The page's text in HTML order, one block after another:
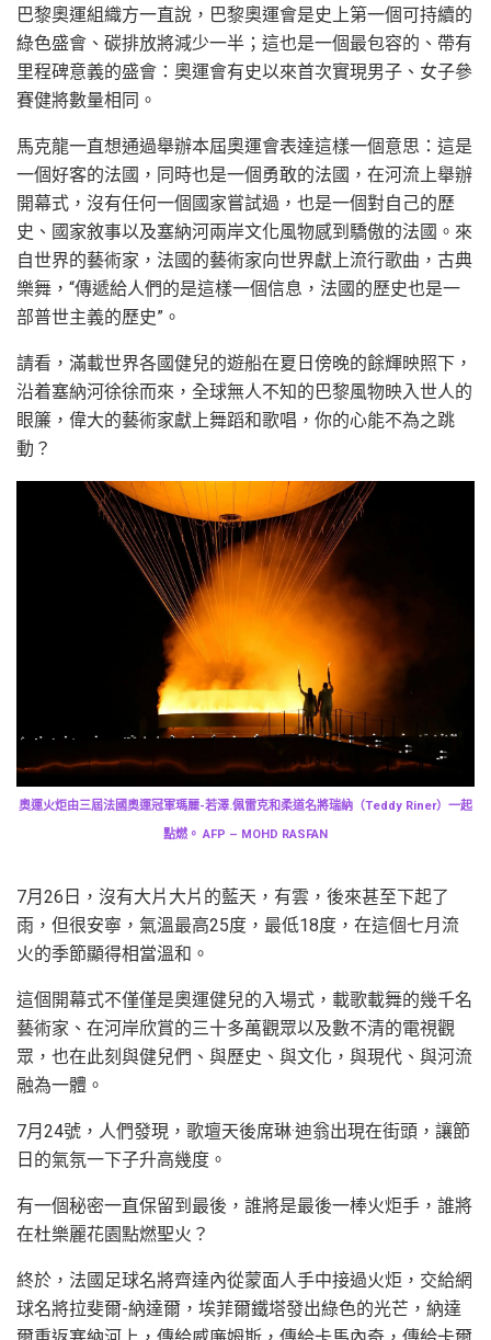
巴黎奧運組織方一直說，巴黎奧運會是史上第一個可持續的
綠色盛會、碳排放將減少一半；這也是一個最包容的、帶有
里程碑意義的盛會：奧運會有史以來首次實現男子、女子參
賽健將數量相同。
馬克龍一直想通過舉辦本屆奧運會表達這樣一個意思：這是
一個好客的法國，同時也是一個勇敢的法國，在河流上舉辦
開幕式，沒有任何一個國家嘗試過，也是一個對自己的歷
史、國家敘事以及塞納河兩岸文化風物感到驕傲的法國。來
自世界的藝術家，法國的藝術家向世界獻上流行歌曲，古典
樂舞，“傳遞給人們的是這樣一個信息，法國的歷史也是一
部普世主義的歷史”。
請看，滿載世界各國健兒的遊船在夏日傍晚的餘輝映照下，
沿着塞納河徐徐而來，全球無人不知的巴黎風物映入世人的
眼簾，偉大的藝術家獻上舞蹈和歌唱，你的心能不為之跳
動？
奧運火炬由三屆法國奧運冠軍瑪麗-若澤.佩雷克和柔道名將瑞納（Teddy Riner）一起
點燃。 AFP – MOHD RASFAN
7月26日，沒有大片大片的藍天，有雲，後來甚至下起了
雨，但很安寧，氣溫最高25度，最低18度，在這個七月流
火的季節顯得相當溫和。
這個開幕式不僅僅是奧運健兒的入場式，載歌載舞的幾千名
藝術家、在河岸欣賞的三十多萬觀眾以及數不清的電視觀
眾，也在此刻與健兒們、與歷史、與文化，與現代、與河流
融為一體。
7月24號，人們發現，歌壇天後席琳·迪翁出現在街頭，讓節
日的氣氛一下子升高幾度。
有一個秘密一直保留到最後，誰將是最後一棒火炬手，誰將
在杜樂麗花園點燃聖火？
終於，法國足球名將齊達內從蒙面人手中接過火炬，交給網
球名將拉斐爾-納達爾，埃菲爾鐵塔發出綠色的光芒，納達